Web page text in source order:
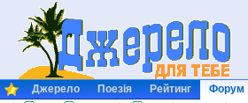
Джерело Поезія Рейтинг Форум